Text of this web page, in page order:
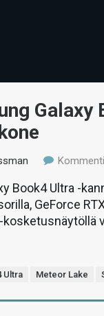
Galaxy
Book4 Ultra -
GeForce
kosketusnäytöllä
Ultra Meteor Lake